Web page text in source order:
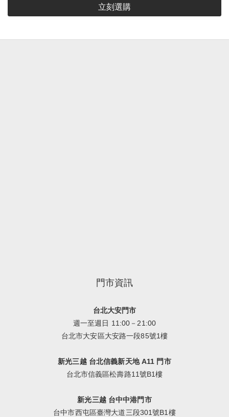
立刻選購
門市資訊
台北大安門市
週一至週日 11:00－21:00
台北市大安區大安路一段85號1樓
新光三越 台北信義新天地 A11 門市
台北市信義區松壽路11號B1樓
新光三越 台中中港門市
台中市西屯區臺灣大道三段301號B1樓